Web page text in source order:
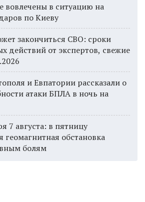
в ситуацию на
по Киеву
закончиться СВО: сроки
действий от экспертов, свежие
и Евпатории рассказали о
атаки БПЛА в ночь на
7 августа: в пятницу
геомагнитная обстановка
болям